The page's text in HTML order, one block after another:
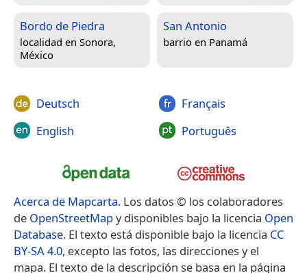
Bordo de Piedra
localidad en Sonora,
México
San Antonio
barrio en Panamá
Deutsch
English
Français
Português
Acerca de Mapcarta. Los datos © los colaboradores
de OpenStreetMapy disponibles bajo la licencia Open
Database. El texto está disponible bajo la licencia CC
BY-SA 4.0, excepto las fotos, las direcciones y el
mapa. El texto de la descripción se basa en la página